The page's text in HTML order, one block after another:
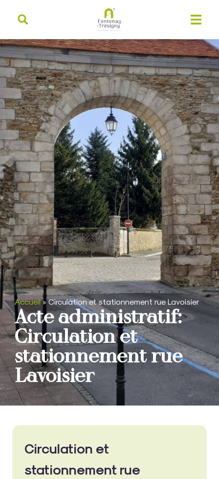
principal
Accueil»Circulation et stationnement rue Lavoisier
Acte administratif:
Circulation et
stationnement rue
Lavoisier
Circulation et
stationnement rue